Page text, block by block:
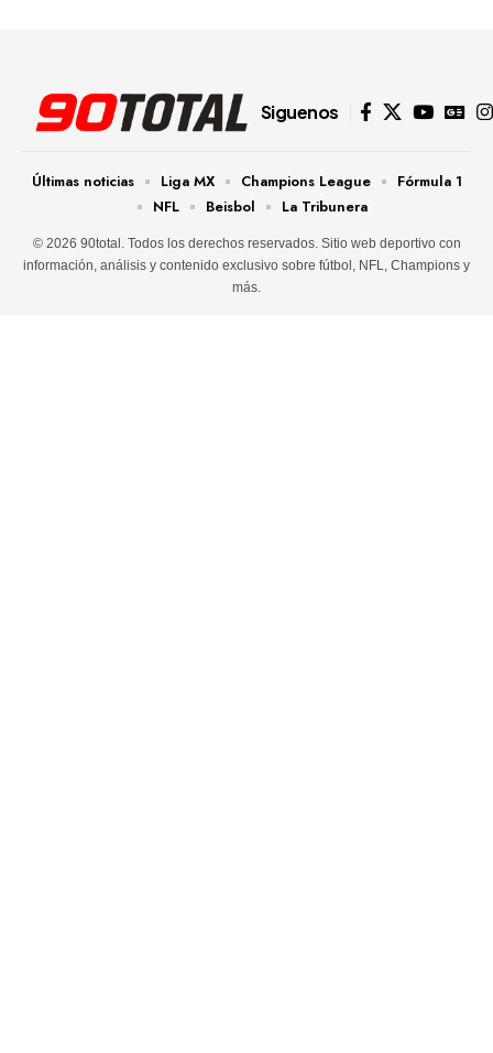
Siguenos
© 2026 90total. Todos los derechos reservados. Sitio web deportivo con
información, análisis y contenido exclusivo sobre fútbol, NFL, Champions y
más.
Últimas noticias Liga MX Champions League
Fórmula 1
NFL
Beisbol La Tribunera